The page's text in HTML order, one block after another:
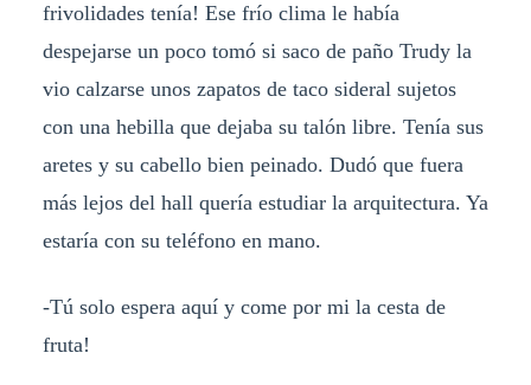
frivolidades tenía! Ese frío clima le había
despejarse un poco tomó si saco de paño Trudy la
vio calzarse unos zapatos de taco sideral sujetos
con una hebilla que dejaba su talón libre. Tenía sus
aretes y su cabello bien peinado. Dudó que fuera
más lejos del hall quería estudiar la arquitectura. Ya
estaría con su teléfono en mano.
-Tú solo espera aquí y come por mi la cesta de
fruta!